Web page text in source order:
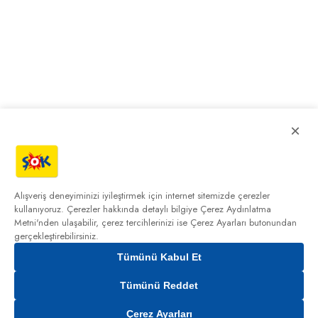
×
Alışveriş deneyiminizi iyileştirmek için internet sitemizde çerezler
kullanıyoruz. Çerezler hakkında detaylı bilgiye Çerez Aydınlatma
Metni'nden ulaşabilir, çerez tercihlerinizi ise Çerez Ayarları butonundan
gerçekleştirebilirsiniz.
Tümünü Kabul Et
Tümünü Reddet
Çerez Ayarları